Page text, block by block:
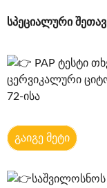
სპეციალური
PAP ტესტი
ცერვიკალური
72-ისა
გაიგე მეტი
საშვილოსნოს